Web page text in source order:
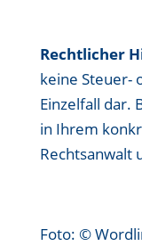
Rechtlicher
keine Steuer-
Einzelfall dar.
in Ihrem
Rechtsanwalt
Foto: ©